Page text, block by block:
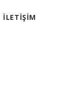
İLETIŞIM